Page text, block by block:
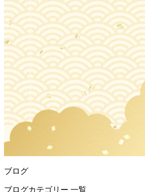
ブログ
ブログカテゴリー 一覧